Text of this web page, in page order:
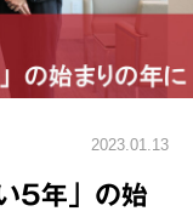
2023.01.13
5年」の始